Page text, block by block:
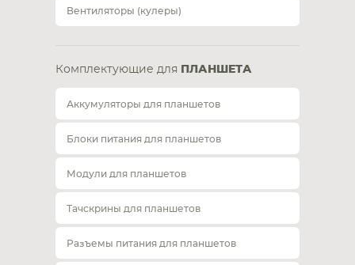
Вентиляторы (кулеры)
Комплектующие для ПЛАНШЕТА
Аккумуляторы для планшетов
Блоки питания для планшетов
Модули для планшетов
Тачскрины для планшетов
Разъемы питания для планшетов